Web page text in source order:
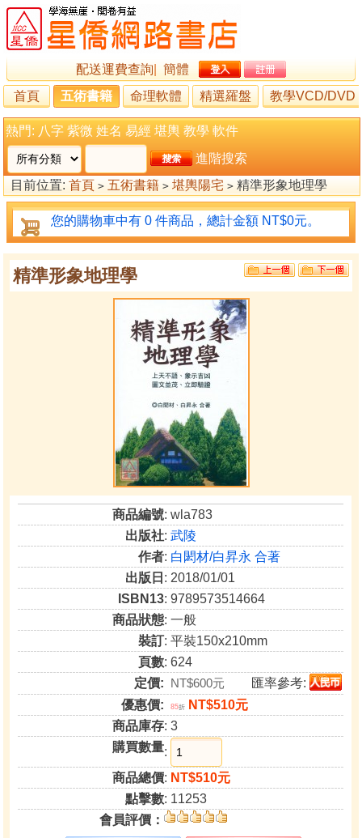
配送運費查詢
簡體
首頁
五術書籍 命理軟體 精選羅盤 教學VCD/DVD
熱門: 八字 紫微 姓名 易經 堪輿 教學 軟件
進階搜索
目前位置: 首頁 > 五術書籍 > 堪輿陽宅 > 精準形象地理學
您的購物車中有 0 件商品，總計金額 NT$0元。
精準形象地理學
商品編號: wla783
出版社:武陵
作者: 白閎材/白昇永 合著
出版日 : 2018/01/01
ISBN13: 9789573514664
商品狀態: 一般
裝訂: 平裝150x210mm
頁數: 624
定價: NT$600元
匯率參考:
優惠價:
85折
NT$510元
商品庫存: 3
購買數量:
商品總價: NT$510元
點擊數: 11253
會員評價：